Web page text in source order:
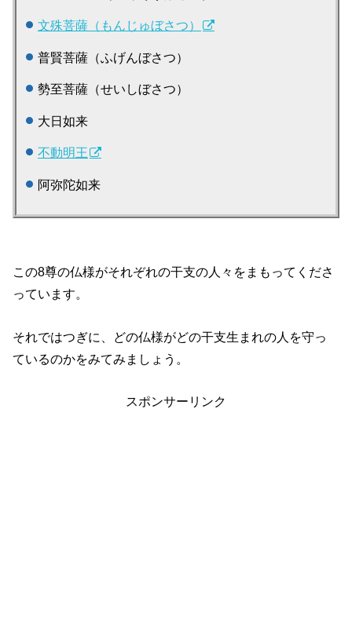
文殊菩薩（もんじゅぼさつ）
普賢菩薩（ふげんぼさつ）
勢至菩薩（せいしぼさつ）
大日如来
不動明王
阿弥陀如来
この8尊の仏様がそれぞれの干支の人々をまもってくださ
っています。
それではつぎに、どの仏様がどの干支生まれの人を守っ
ているのかをみてみましょう。
スポンサーリンク